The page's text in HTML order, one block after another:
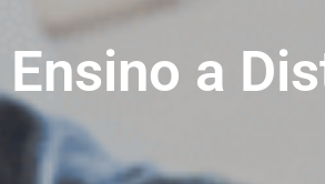
Ensino a